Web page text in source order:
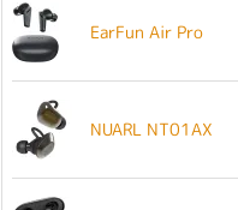
EarFun Air Pro
NUARL NT01AX